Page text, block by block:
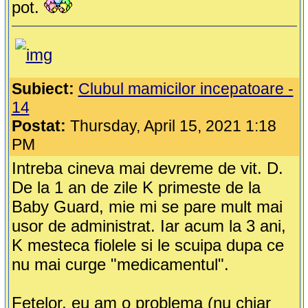
pot.
Subiect: Clubul mamicilor incepatoare -
14
Postat: Thursday, April 15, 2021 1:18
PM
Intreba cineva mai devreme de vit. D.
De la 1 an de zile K primeste de la
Baby Guard, mie mi se pare mult mai
usor de administrat. Iar acum la 3 ani,
K mesteca fiolele si le scuipa dupa ce
nu mai curge "medicamentul".
Fetelor, eu am o problema (nu chiar